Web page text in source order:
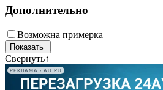
Дополнительно
Возможна примерка
Свернуть↑
РЕКЛАМА • AU.RU